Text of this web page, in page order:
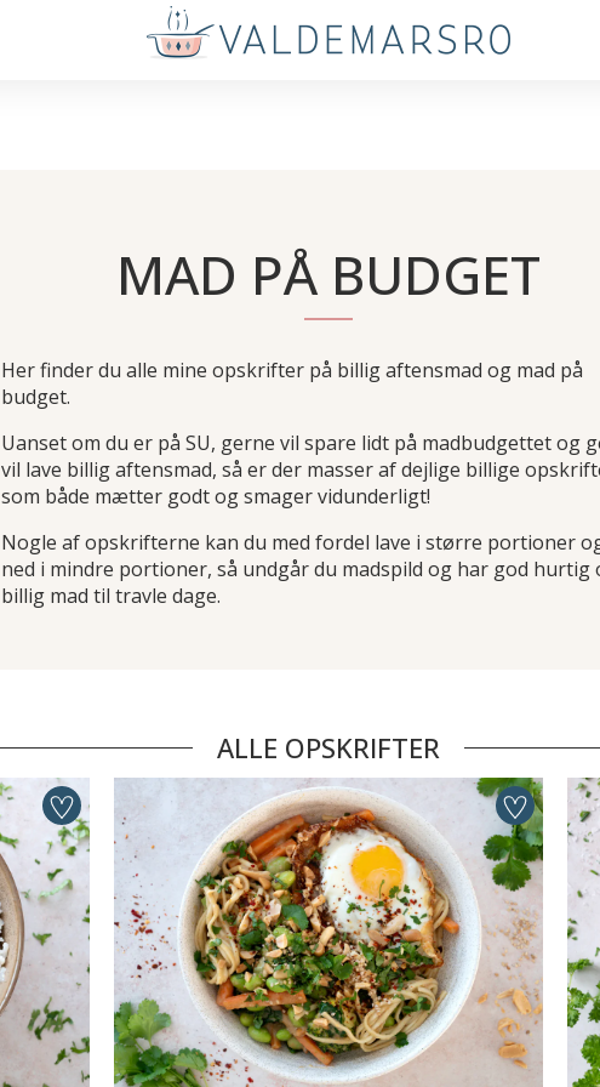
MAD PÅ BUDGET
Her finder du alle mine opskrifter på billig aftensmad og mad på
budget.
Uanset om du er på SU, gerne vil spare lidt på madbudgettet og
vil lave billig aftensmad, så er der masser af dejlige billige
som både mætter godt og smager vidunderligt!
Nogle af opskrifterne kan du med fordel lave i større portioner
ned i mindre portioner, så undgår du madspild og har god hurtig
billig mad til travle dage.
ALLE OPSKRIFTER